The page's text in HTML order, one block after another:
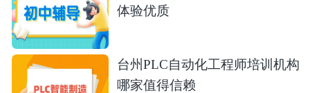
体验优质
台州PLC自动化工程师培训机构
哪家值得信赖